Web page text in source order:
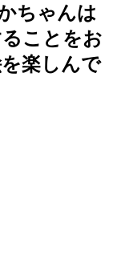
ちゃんは
ことをお
楽しんで